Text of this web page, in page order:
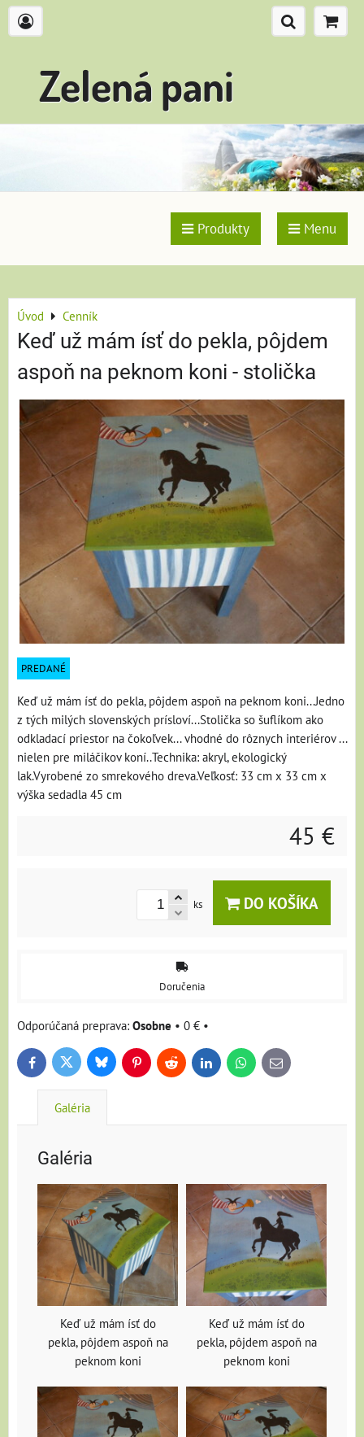
Zelená pani
Produkty Menu
Úvod Cenník
Keď už mám ísť do pekla, pôjdem
aspoň na peknom koni - stolička
PREDANÉ
Keď už mám ísť do pekla, pôjdem aspoň na peknom koni...Jedno
z tých milých slovenských prísloví...Stolička so šuflíkom ako
odkladací priestor na čokoľvek... vhodné do rôznych interiérov ...
nielen pre miláčikov koní..Technika: akryl, ekologický
lak.Vyrobené zo smrekového dreva.Veľkosť: 33 cm x 33 cm x
výška sedadla 45 cm
45 €
ks DO KOŠÍKA
Doručenia
Osobne • 0 € •
FacebookTwitter BlueskyPinterestReddit LinkedInWhatsApp
E-
mail
Galéria
Galéria
Keď už mám ísť do
pekla, pôjdem aspoň na
peknom koni
Keď už mám ísť do
pekla, pôjdem aspoň na
peknom koni